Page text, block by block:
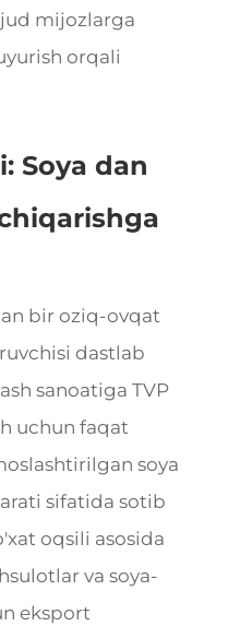
mijozlarga
orqali
Soya dan
bir oziq-ovqat
dastlab
sanoatiga TVP
uchun faqat
soya
sifatida sotib
oqsili asosida
va soya-
eksport